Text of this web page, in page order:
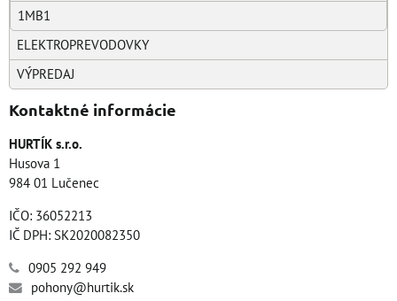
1MB1
ELEKTROPREVODOVKY
VÝPREDAJ
Kontaktné informácie
HURTÍK s.r.o.
Husova 1
984 01 Lučenec
IČO: 36052213
IČ DPH: SK2020082350
0905 292 949
pohony@hurtik.sk